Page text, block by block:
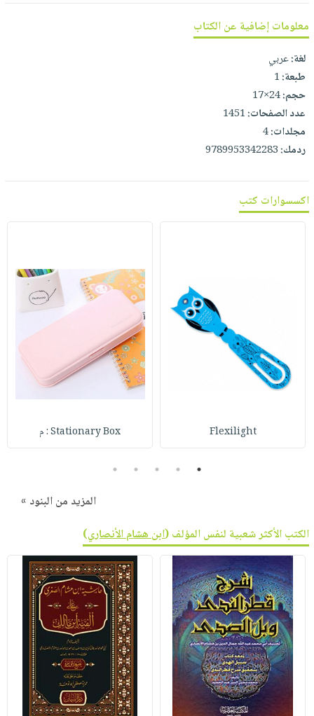
معلومات إضافية عن الكتاب
لغة:عربي
طبعة:1
حجم:24×17
عدد الصفحات:1451
مجلدات:4
ردمك:9789953342283
اكسسوارات كتب
Flexilight Stationary Box : م
1
2
3
4
5
المزيد من البنود »
الكتب الأكثر شعبية لنفس المؤلف (ابن هشام الأنصاري)